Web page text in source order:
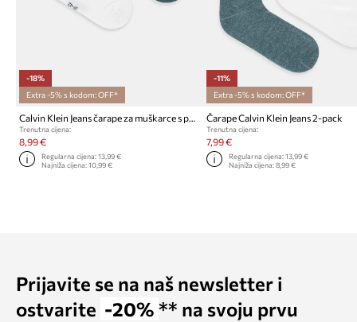
-18%
Extra -5% s kodom: OFF*
Calvin Klein Jeans čarape za muškarce s pamukom 2-pack
Trenutna cijena:
8,99 €
Regularna cijena:13,99 €
Najniža cijena:10,99 €
-11%
Extra -5% s kodom: OFF*
Čarape Calvin Klein Jeans 2-pack
Trenutna cijena:
7,99 €
Regularna cijena: 13,99 €
Najniža cijena: 8,99 €
Prijavite se na naš newsletter i
ostvarite -20% ** na svoju prvu